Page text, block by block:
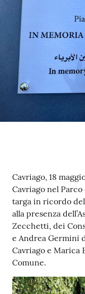
Per
saperne
più
Contatti
Seguici
su
Contenuto
Cavriago, 18
Cavriago nel
targa in ricordo
alla presenza
Zecchetti, dei
e Andrea Germini
Cavriago e Marica
Comune.